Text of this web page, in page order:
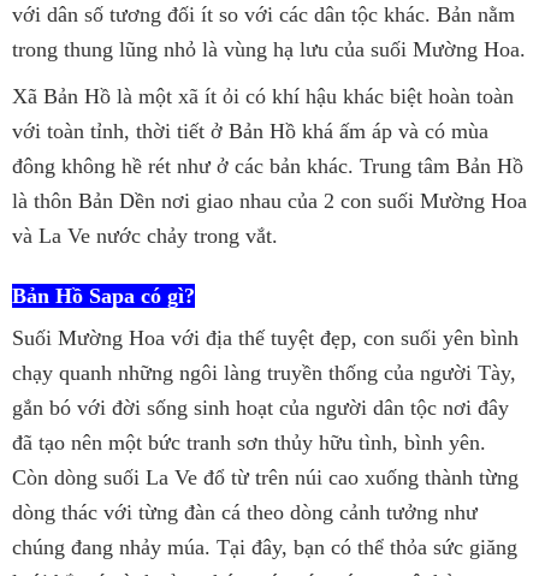
với dân số tương đối ít so với các dân tộc khác. Bản nằm
trong thung lũng nhỏ là vùng hạ lưu của suối Mường Hoa.
Xã Bản Hồ là một xã ít ỏi có khí hậu khác biệt hoàn toàn
với toàn tỉnh, thời tiết ở Bản Hồ khá ấm áp và có mùa
đông không hề rét như ở các bản khác. Trung tâm Bản Hồ
là thôn Bản Dền nơi giao nhau của 2 con suối Mường Hoa
và La Ve nước chảy trong vắt.
Bản Hồ Sapa có gì?
Suối Mường Hoa với địa thế tuyệt đẹp, con suối yên bình
chạy quanh những ngôi làng truyền thống của người Tày,
gắn bó với đời sống sinh hoạt của người dân tộc nơi đây
đã tạo nên một bức tranh sơn thủy hữu tình, bình yên.
Còn dòng suối La Ve đổ từ trên núi cao xuống thành từng
dòng thác với từng đàn cá theo dòng cảnh tưởng như
chúng đang nhảy múa. Tại đây, bạn có thể thỏa sức giăng